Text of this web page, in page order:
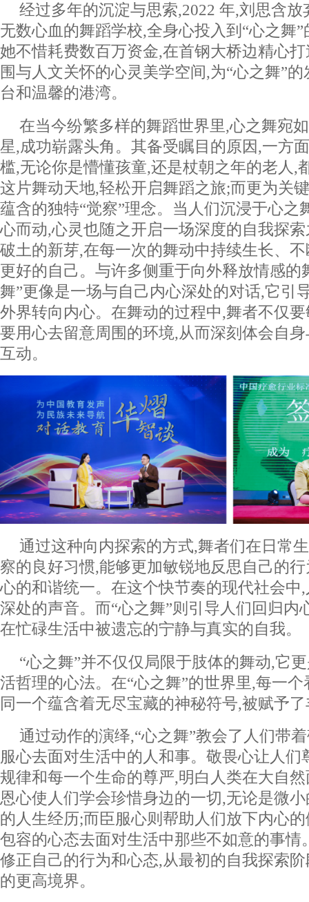
经过多年的沉淀与思索,2022 年,刘思含
无数心血的舞蹈学校,全身心投入到“心之舞
她不惜耗费数百万资金,在首钢大桥边精心
围与人文关怀的心灵美学空间,为“心之舞”
台和温馨的港湾。
在当今纷繁多样的舞蹈世界里,心之舞宛
星,成功崭露头角。其备受瞩目的原因,一方
槛,无论你是懵懂孩童,还是杖朝之年的老人,
这片舞动天地,轻松开启舞蹈之旅;而更为关
蕴含的独特“觉察”理念。当人们沉浸于心之
心而动,心灵也随之开启一场深度的自我探
破土的新芽,在每一次的舞动中持续生长、
更好的自己。与许多侧重于向外释放情感的
舞”更像是一场与自己内心深处的对话,它引
外界转向内心。在舞动的过程中,舞者不仅
要用心去留意周围的环境,从而深刻体会自
互动。
通过这种向内探索的方式,舞者们在日常
察的良好习惯,能够更加敏锐地反思自己的
心的和谐统一。在这个快节奏的现代社会中
深处的声音。而“心之舞”则引导人们回归内
在忙碌生活中被遗忘的宁静与真实的自我。
“心之舞”并不仅仅局限于肢体的舞动,它
活哲理的心法。在“心之舞”的世界里,每一
同一个蕴含着无尽宝藏的神秘符号,被赋予
通过动作的演绎,“心之舞”教会了人们带
服心去面对生活中的人和事。敬畏心让人们
规律和每一个生命的尊严,明白人类在大自
恩心使人们学会珍惜身边的一切,无论是微
的人生经历;而臣服心则帮助人们放下内心
包容的心态去面对生活中那些不如意的事情
修正自己的行为和心态,从最初的自我探索
的更高境界。